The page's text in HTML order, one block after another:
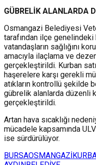
GÜBRELİK ALANLARDA
Osmangazi Belediyesi
tarafından ilçe genelindeki
vatandaşların sağlığını
amacıyla ilaçlama ve
gerçekleştirildi. Kurban
haşerelere karşı gerekli
atıkların kontrollü şekilde
gübrelik alanlarda düzenli
gerçekleştirildi.
Artan hava sıcaklığı
mücadele kapsamında
ise sürdürülüyor.
BURSAOSMANGAZİ